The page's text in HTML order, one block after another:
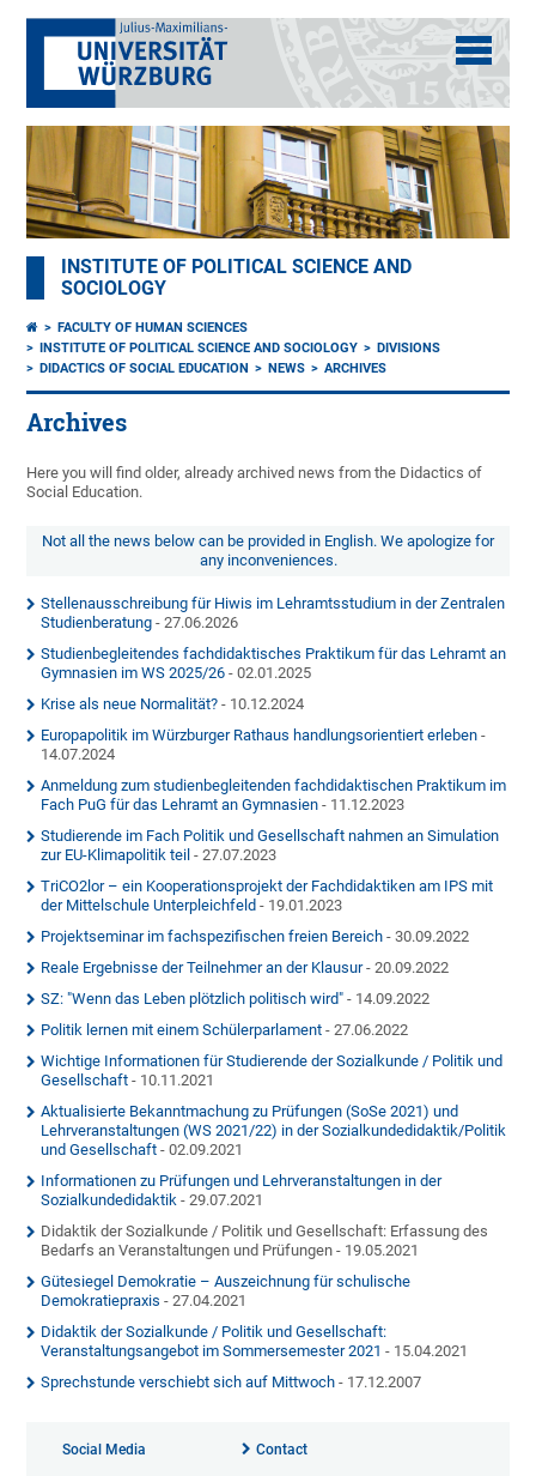
INSTITUTE OF POLITICAL SCIENCE AND
SOCIOLOGY
FACULTY OF HUMAN SCIENCES
INSTITUTE OF POLITICAL SCIENCE AND SOCIOLOGY
DIVISIONS
DIDACTICS OF SOCIAL EDUCATION
NEWS ARCHIVES
Archives
Here you will find older, already archived news from the Didactics of
Social Education.
Not all the news below can be provided in English. We apologize for
any inconveniences.
Stellenausschreibung für Hiwis im Lehramtsstudium in der Zentralen
Studienberatung - 27.06.2026
Studienbegleitendes fachdidaktisches Praktikum für das Lehramt an
Gymnasien im WS 2025/26 - 02.01.2025
Krise als neue Normalität? - 10.12.2024
Europapolitik im Würzburger Rathaus handlungsorientiert erleben -
14.07.2024
Anmeldung zum studienbegleitenden fachdidaktischen Praktikum im
Fach PuG für das Lehramt an Gymnasien - 11.12.2023
Studierende im Fach Politik und Gesellschaft nahmen an Simulation
zur EU-Klimapolitik teil - 27.07.2023
TriCO2lor – ein Kooperationsprojekt der Fachdidaktiken am IPS mit
der Mittelschule Unterpleichfeld - 19.01.2023
Projektseminar im fachspezifischen freien Bereich - 30.09.2022
Reale Ergebnisse der Teilnehmer an der Klausur- 20.09.2022
SZ: "Wenn das Leben plötzlich politisch wird" - 14.09.2022
Politik lernen mit einem Schülerparlament - 27.06.2022
Wichtige Informationen für Studierende der Sozialkunde / Politik und
Gesellschaft - 10.11.2021
Aktualisierte Bekanntmachung zu Prüfungen (SoSe 2021) und
Lehrveranstaltungen (WS 2021/22) in der Sozialkundedidaktik/Politik
und Gesellschaft - 02.09.2021
Informationen zu Prüfungen und Lehrveranstaltungen in der
Sozialkundedidaktik - 29.07.2021
Didaktik der Sozialkunde / Politik und Gesellschaft: Erfassung des
Bedarfs an Veranstaltungen und Prüfungen - 19.05.2021
Gütesiegel Demokratie – Auszeichnung für schulische
Demokratiepraxis - 27.04.2021
Didaktik der Sozialkunde / Politik und Gesellschaft:
Veranstaltungsangebot im Sommersemester 2021 - 15.04.2021
Sprechstunde verschiebt sich auf Mittwoch - 17.12.2007
Social Media Contact